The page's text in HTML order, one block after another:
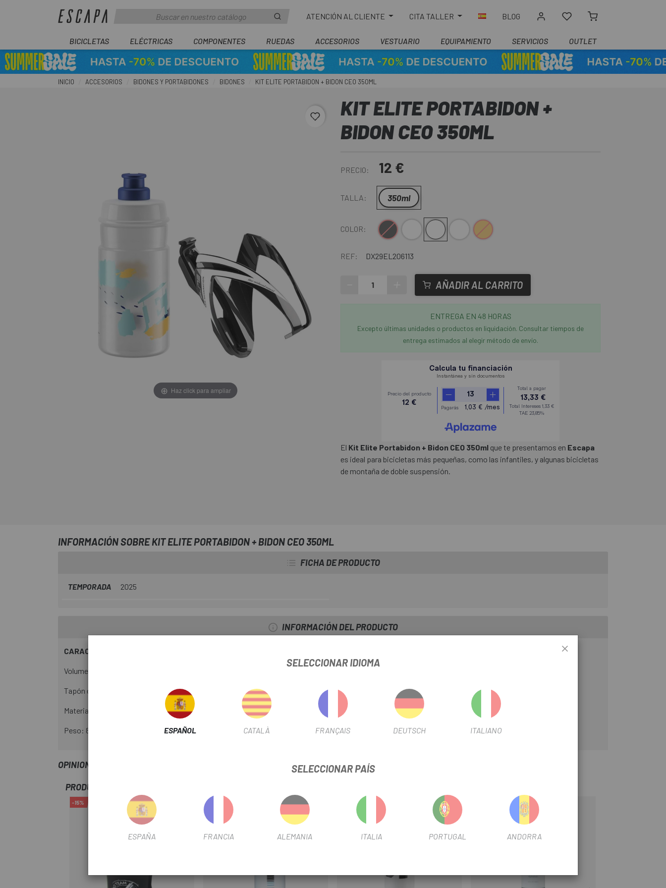
ATENCIÓN AL CLIENTE CITA TALLER BLOG
BICICLETAS ELÉCTRICAS COMPONENTES RUEDAS ACCESORIOS VESTUARIO EQUIPAMIENTO SERVICIOS OUTLET
INICIO ACCESORIOS BIDONES Y PORTABIDONES BIDONES KIT ELITE PORTABIDON + BIDON CEO 350ML
favorite_border
Haz click para ampliar
KIT ELITE PORTABIDON +
BIDON CEO 350ML
PRECIO: 12 €
TALLA: 350ml
COLOR: Negro-Gris
Transparente-Rojo
Transparente-Azul
Transparente-Verde
Transparente - Naranja
REF: DX29EL206113
AÑADIR AL CARRITO
ENTREGA EN 48 HORAS
Excepto últimas unidades o productos en liquidación. Consultar tiempos de
entrega estimados al elegir método de envío.
El Kit Elite Portabidon + Bidon CEO 350ml que te presentamos en Escapa
es ideal para bicicletas más pequeñas, como las infantiles, y algunas bicicletas
de montaña de doble suspensión.
INFORMACIÓN SOBRE KIT ELITE PORTABIDON + BIDON CEO 350ML
FICHA DE PRODUCTO
TEMPORADA 2025
INFORMACIÓN DEL PRODUCTO
CARACTERÍSTICAS:
Volumen: 350ml y diámetro de 66mm.
Tapón con boquilla push-pull de caucho termoplástico para gran caudal de líquido, sin olores.
Material: fibra de vidrio reforzada (porta-bidón) y plástico sin BPA (bidón).
Peso: 89gr.
OPINIONES
PRODUCTOS SIMILARES
-15% -15%
SELECCIONAR IDIOMA
ESPAÑOL CATALÀ FRANÇAIS DEUTSCH ITALIANO
SELECCIONAR PAÍS
ESPAÑA FRANCIA ALEMANIA ITALIA PORTUGAL ANDORRA